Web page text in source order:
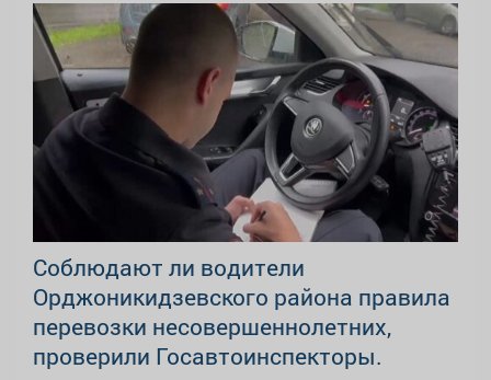
Соблюдают ли водители
Орджоникидзевского района правила
перевозки несовершеннолетних,
проверили Госавтоинспекторы.